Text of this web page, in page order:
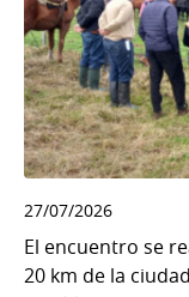
27/07/2026
El encuentro se
20 km de la